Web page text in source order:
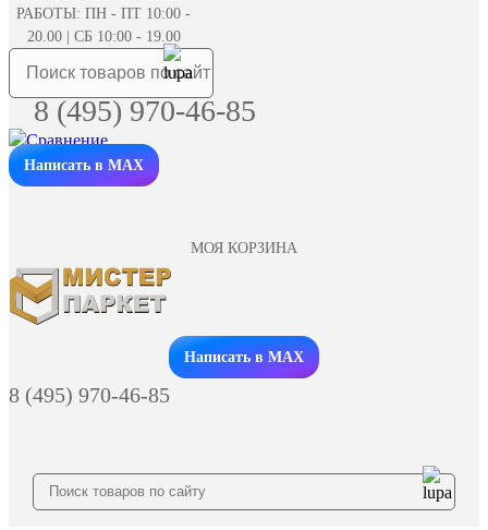
РАБОТЫ: ПН - ПТ 10:00 -
20.00 | СБ 10:00 - 19.00
8 (495) 970-46-85
Написать в MAX
МОЯ КОРЗИНА
Заказать звонок
Написать в MAX
8 (495) 970-46-85